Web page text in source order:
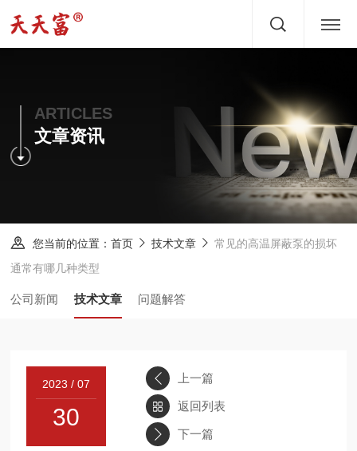
ARTICLES
文章资讯
您当前的位置：首页 技术文章
常见的高温屏蔽泵的损坏
通常有哪几种类型
公司新闻 技术文章 问题解答
2023 / 07
30
上一篇
返回列表
下一篇